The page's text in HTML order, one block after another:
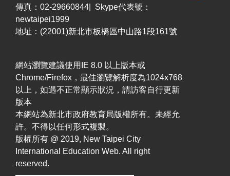
傳真：02-29660844| Skype代表號：
newtaipei1999
地址：(22001)新北市板橋區中山路1段161號
網站瀏覽建議使用IE 8.0 以上版本或
Chrome/Firefox，最佳瀏覽解析度為1024x768
以上，如遇不正常顯示狀況，請訪客自行更新
版本
本網站為新北市政府教育局版權所有。未經允
許。不得以任何形式複製。
版權所有 @ 2019, New Taipei City
International Education Web. All right
reserved.